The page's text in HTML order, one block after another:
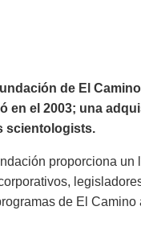
de El
en el 2003; una
scientologists.
proporciona
de El Camino